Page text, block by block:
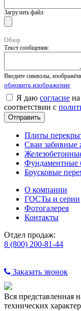
Загрузить файл
Обзор
Текст сообщения:
Введите символы,
обновить изображение
Я даю согласие
соответствии с
Плиты
Сваи забивные
Фундаментные
Брусковые
О компании
ГОСТы и серии
Фотогалерея
Контакты
Отдел продаж:
8 (800) 200-81-44
Заказать звонок
Вся представленная
технических